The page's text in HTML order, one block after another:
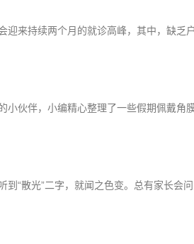
迎来持续两个月的就诊高峰，其中，缺乏户
小伙伴，小编精心整理了一些假期佩戴角
“散光”二字，就闻之色变。总有家长会